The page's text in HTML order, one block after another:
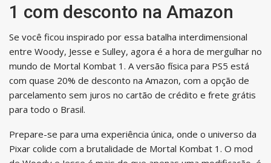
1 com desconto na Amazon
Se você ficou inspirado por essa batalha interdimensional
entre Woody, Jesse e Sulley, agora é a hora de mergulhar no
mundo de Mortal Kombat 1. A versão física para PS5 está
com quase 20% de desconto na Amazon, com a opção de
parcelamento sem juros no cartão de crédito e frete grátis
para todo o Brasil.
Prepare-se para uma experiência única, onde o universo da
Pixar colide com a brutalidade de Mortal Kombat 1. O mod